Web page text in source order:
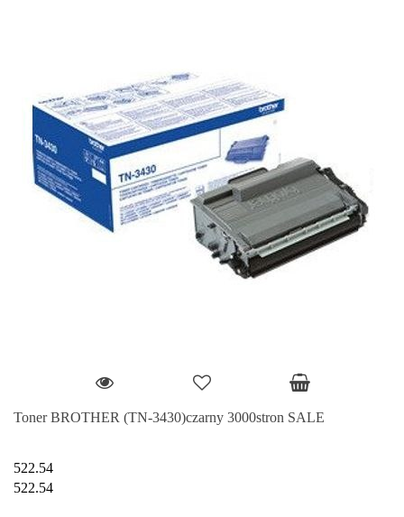
Toner BROTHER (TN-3430)czarny 3000stron SALE
522.54
522.54